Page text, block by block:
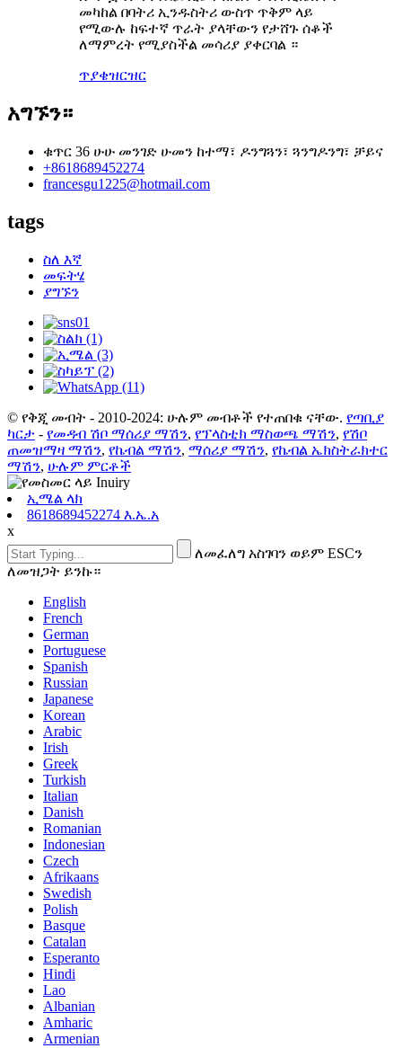
መካከል በባትሪ ኢንዱስትሪ ውስጥ ጥቅም ላይ
የሚውሉ ከፍተኛ ጥራት ያላቸውን የታሸጉ ሰቆች
ለማምረት የሚያስችል መሳሪያ ያቀርባል ።
ጥያቄዝርዝር
አግኙን።
ቁጥር 36 ሁሁ መንገድ ሁመን ከተማ፣ ዶንግጓን፣ ጓንግዶንግ፣ ቻይና
+8618689452274
francesgu1225@hotmail.com
tags
ስለ እኛ
መፍትሄ
ያግኙን
© የቅጂ መብት - 2010-2024: ሁሉም መብቶች የተጠበቁ ናቸው. የጣቢያ
ካርታ - የመዳብ ሽቦ ማሰሪያ ማሽን, የፕላስቲክ ማስወጫ ማሽን, የሽቦ
ጠመዝማዛ ማሽን, የኬብል ማሽን, ማሰሪያ ማሽን, የኬብል ኤክስትራክተር
ማሽን, ሁሉም ምርቶች
ኢሜል ላክ
8618689452274 እ.ኤ.አ
x
ለመፈለግ አስገባን ወይም ESCን
ለመዝጋት ይንኩ።
English
French
German
Portuguese
Spanish
Russian
Japanese
Korean
Arabic
Irish
Greek
Turkish
Italian
Danish
Romanian
Indonesian
Czech
Afrikaans
Swedish
Polish
Basque
Catalan
Esperanto
Hindi
Lao
Albanian
Amharic
Armenian